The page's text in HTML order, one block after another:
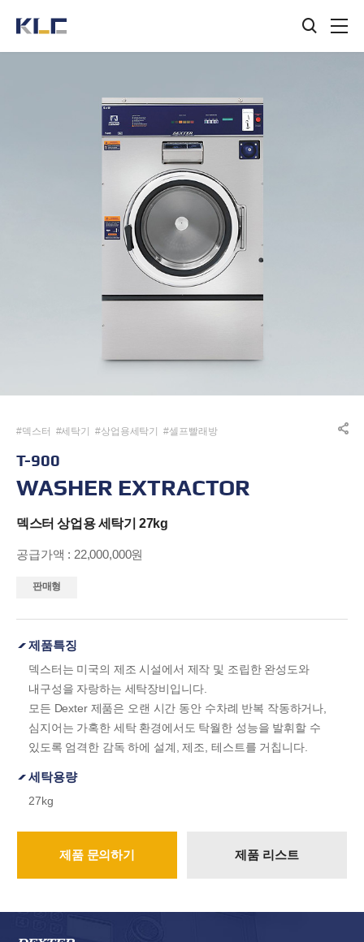
검색창
T-900
WASHER EXTRACTOR
덱스터 상업용 세탁기 27kg
공급가액 : 22,000,000원
판매형
제품특징
덱스터는 미국의 제조 시설에서 제작 및 조립한 완성도와
내구성을 자랑하는 세탁장비입니다.
모든 Dexter 제품은 오랜 시간 동안 수차례 반복 작동하거나,
심지어는 가혹한 세탁 환경에서도 탁월한 성능을 발휘할 수
있도록 엄격한 감독 하에 설계, 제조, 테스트를 거칩니다.
세탁용량
27kg
#덱스터 #세탁기 #상업용세탁기
#셀프빨래방
#상업용세탁기계
#코인빨래방
#coinlaundry #상업용세탁기
#산업용세탁기
제품 문의하기 제품 리스트